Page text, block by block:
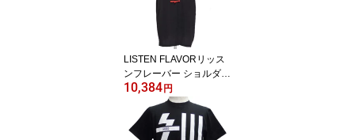
LISTEN FLAVORリッス
ンフレーバー ショルダー
ジップチャイナシャツ[
タイガー＆ドラゴン ]LF2
213546【送料無料】
10,384 円